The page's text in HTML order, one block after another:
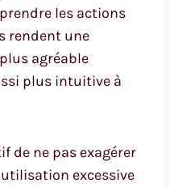
les actions
rendent une
agréable
plus intuitive à
de ne pas exagérer
excessive